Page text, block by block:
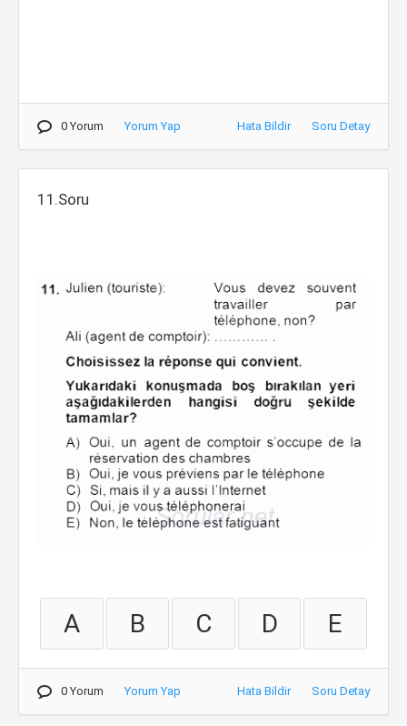
0 Yorum Yorum Yap Hata Bildir Soru Detay
11.Soru
A B C D E
0 Yorum Yorum Yap Hata Bildir Soru Detay